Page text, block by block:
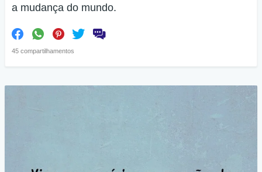
a mudança do mundo.
45 compartilhamentos